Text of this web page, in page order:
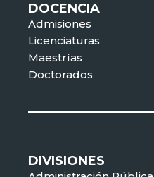
DOCENCIA
Admisiones
Licenciaturas
Maestrías
Doctorados
DIVISIONES